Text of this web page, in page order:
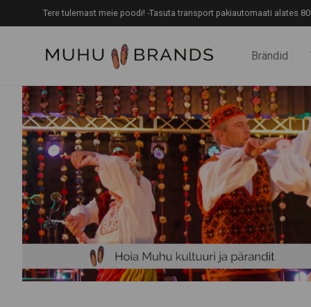
Tere tulemast meie poodi! -Tasuta transport pakiautomaati alates
Brändid